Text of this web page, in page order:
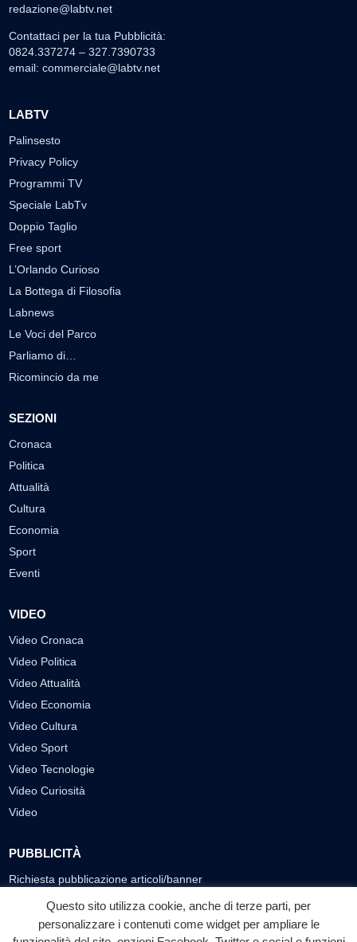
redazione@labtv.net
Contattaci per la tua Pubblicità:
0824.337274 – 327.7390733
email: commerciale@labtv.net
LABTV
Palinsesto
Privacy Policy
Programmi TV
Speciale LabTv
Doppio Taglio
Free sport
L’Orlando Curioso
La Bottega di Filosofia
Labnews
Le Voci del Parco
Parliamo di…
Ricomincio da me
SEZIONI
Cronaca
Politica
Attualità
Cultura
Economia
Sport
Eventi
VIDEO
Video Cronaca
Video Politica
Video Attualità
Video Economia
Video Cultura
Video Sport
Video Tecnologie
Video Curiosità
Video
PUBBLICITÀ
Richiesta pubblicazione articoli/banner
SEGUICI SUI SOCIAL
Questo sito utilizza cookie, anche di terze parti, per
personalizzare i contenuti come widget per ampliare le